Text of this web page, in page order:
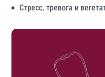
Стресс, тревога и